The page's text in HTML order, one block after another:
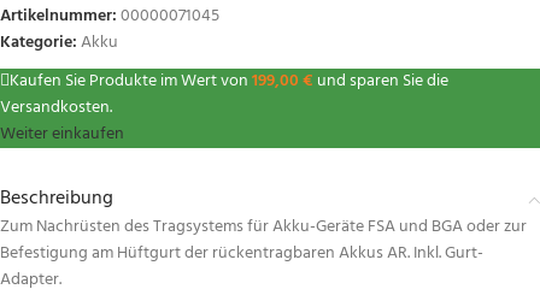
Artikelnummer:00000071045
Kategorie:Akku
Kaufen Sie Produkte im Wert von199,00€ und sparen Sie die
Versandkosten.
Weiter einkaufen
Beschreibung
Zum Nachrüsten des Tragsystems für Akku-Geräte FSA und BGA oder zur
Befestigung am Hüftgurt der rückentragbaren Akkus AR. Inkl. Gurt-
Adapter.